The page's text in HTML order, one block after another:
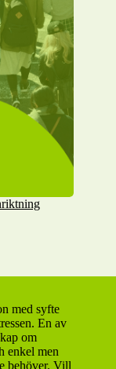
med syfte
En av
om
enkel men
behöver. Vill